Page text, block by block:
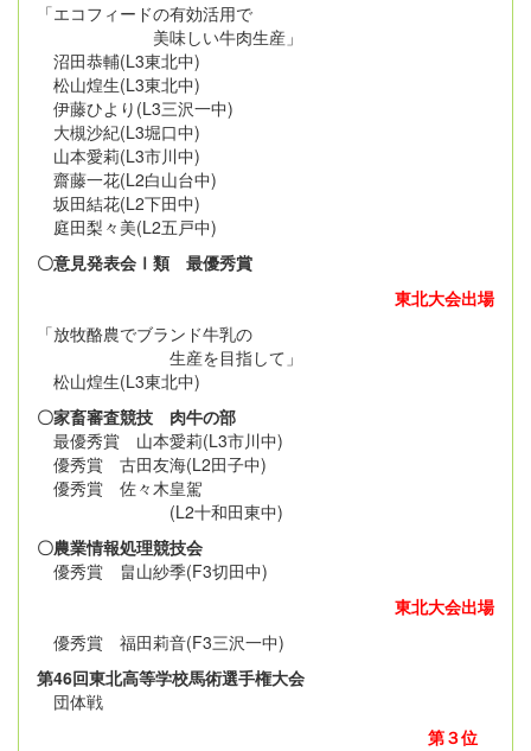
「エコフィードの有効活用で
美味しい牛肉生産」
沼田恭輔(L3東北中)
松山煌生(L3東北中)
伊藤ひより(L3三沢一中)
大槻沙紀(L3堀口中)
山本愛莉(L3市川中)
齋藤一花(L2白山台中)
坂田結花(L2下田中)
庭田梨々美(L2五戸中)
〇意見発表会Ⅰ類 最優秀賞
東北大会出場
「放牧酪農でブランド牛乳の
生産を目指して」
松山煌生(L3東北中)
〇家畜審査競技 肉牛の部
最優秀賞 山本愛莉(L3市川中)
優秀賞 古田友海(L2田子中)
優秀賞 佐々木皇駕
(L2十和田東中)
〇農業情報処理競技会
優秀賞 畠山紗季(F3切田中)
東北大会出場
優秀賞 福田莉音(F3三沢一中)
第46回東北高等学校馬術選手権大会
団体戦
第３位